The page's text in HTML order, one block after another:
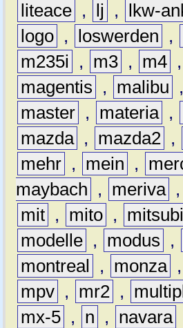
liteace , lj , lkw-
logo , loswerden ,
m235i
, m3 , m4 ,
magentis
, malibu ,
master , materia ,
mazda , mazda2 ,
mehr , mein ,
maybach
, meriva ,
mit , mito ,
modelle , modus ,
montreal
, monza ,
mpv , mr2 ,
mx-5 , n , navara